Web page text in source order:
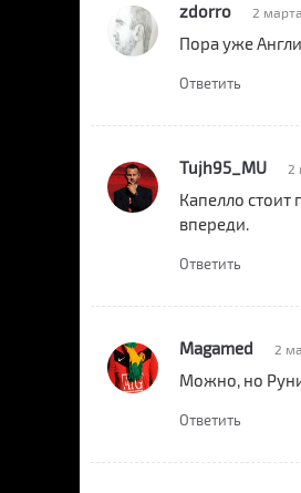
zdorro 2
Пора уже
Ответить
Tujh95_MU 2
Капелло
впереди.
Ответить
Magamed 2
Можно, но
Ответить